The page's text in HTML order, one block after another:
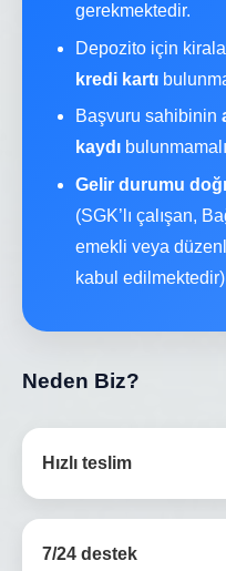
gerekmektedir.
Depozito için
kredi kartı
Başvuru sahibinin
kaydı
Gelir durumu
(SGK’lı çalışan,
emekli veya
kabul edilmektedir)
Neden Biz?
Hızlı teslim
7/24 destek